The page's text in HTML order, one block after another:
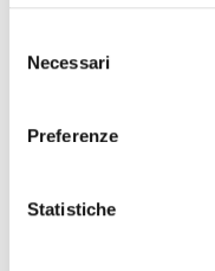
delNecessari
Preferenze
Statistiche